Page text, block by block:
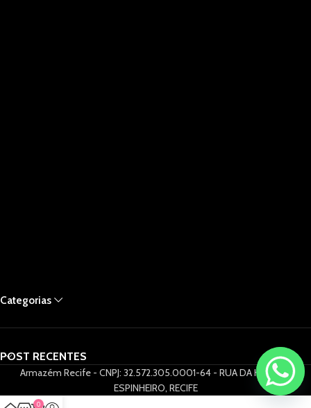
Categorias
POST RECENTES
Armazém Recife - CNPJ: 32.572.305.0001-64 - RUA DA HORA 61,
ESPINHEIRO, RECIFE
0